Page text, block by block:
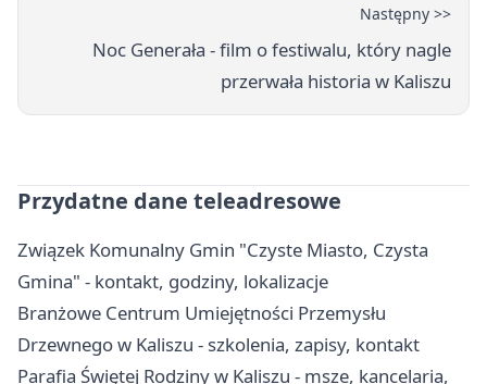
Następny >>
Noc Generała - film o festiwalu, który nagle
przerwała historia w Kaliszu
Przydatne dane teleadresowe
Związek Komunalny Gmin "Czyste Miasto, Czysta
Gmina" - kontakt, godziny, lokalizacje
Branżowe Centrum Umiejętności Przemysłu
Drzewnego w Kaliszu - szkolenia, zapisy, kontakt
Parafia Świętej Rodziny w Kaliszu - msze, kancelaria,